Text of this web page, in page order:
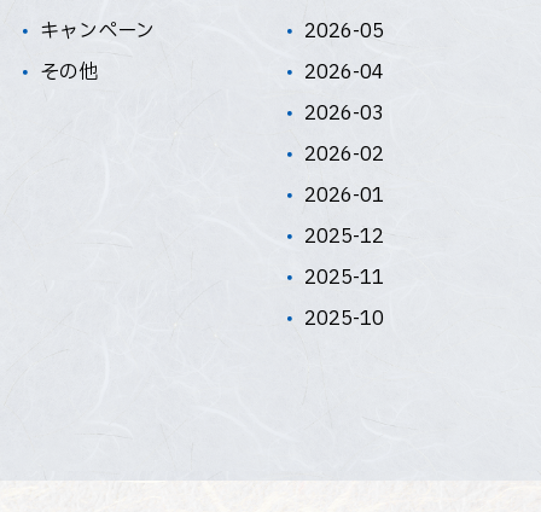
キャンペーン
その他
2026-05
2026-04
2026-03
2026-02
2026-01
2025-12
2025-11
2025-10